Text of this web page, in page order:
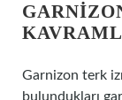
Garnizon terk
bulundukları